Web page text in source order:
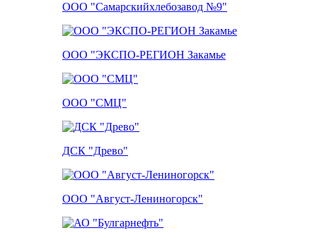
ООО "Самарскийхлебозавод №9"
ООО "ЭКСПО-РЕГИОН Закамье
ООО "СМЦ"
ДСК "Древо"
ООО "Август-Лениногорск"